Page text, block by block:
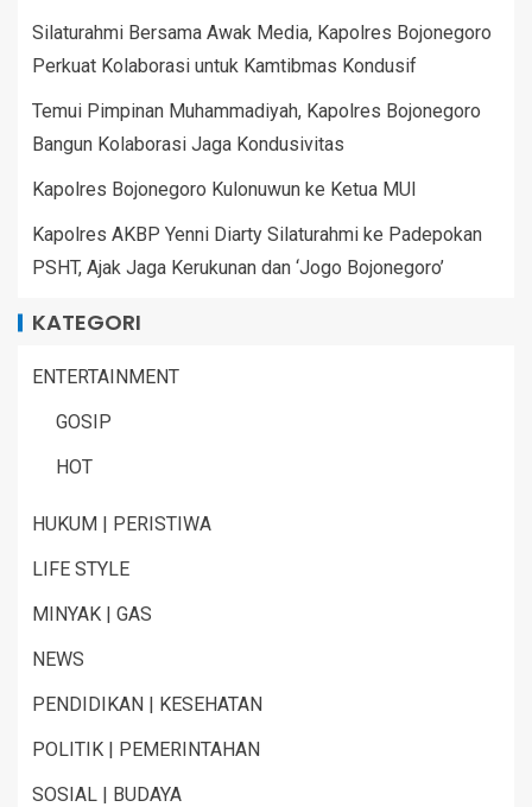
Silaturahmi Bersama Awak Media, Kapolres Bojonegoro
Perkuat Kolaborasi untuk Kamtibmas Kondusif
Temui Pimpinan Muhammadiyah, Kapolres Bojonegoro
Bangun Kolaborasi Jaga Kondusivitas
Kapolres Bojonegoro Kulonuwun ke Ketua MUI
Kapolres AKBP Yenni Diarty Silaturahmi ke Padepokan
PSHT, Ajak Jaga Kerukunan dan ‘Jogo Bojonegoro’
KATEGORI
ENTERTAINMENT
GOSIP
HOT
HUKUM | PERISTIWA
LIFE STYLE
MINYAK | GAS
NEWS
PENDIDIKAN | KESEHATAN
POLITIK | PEMERINTAHAN
SOSIAL | BUDAYA